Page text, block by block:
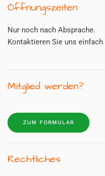
Öffnungszeiten
Nur noch nach Absprache.
Kontaktieren Sie uns einfach
Mitglied werden?
ZUM FORMULAR
Rechtliches